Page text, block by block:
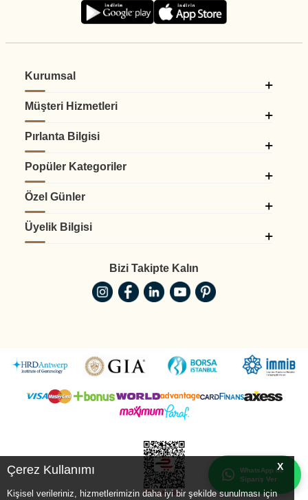
X
Çerez Kullanımı
Kişisel verileriniz, hizmetlerimizin daha iyi bir şekilde sunulması için
WhatsApp ile
Sipariş Ver
Kurumsal
Müşteri Hizmetleri
Pırlanta Bilgisi
Popüler Kategoriler
Özel Günler
Üyelik Bilgisi
Bizi Takipte Kalın